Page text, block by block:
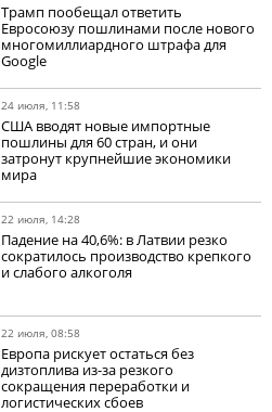
Трамп пообещал ответить
Евросоюзу пошлинами после нового
многомиллиардного штрафа для
Google
24 июля, 11:58
США вводят новые импортные
пошлины для 60 стран, и они
затронут крупнейшие экономики
мира
22 июля, 14:28
Падение на 40,6%: в Латвии резко
сократилось производство крепкого
и слабого алкоголя
22 июля, 08:58
Европа рискует остаться без
дизтоплива из-за резкого
сокращения переработки и
логистических сбоев